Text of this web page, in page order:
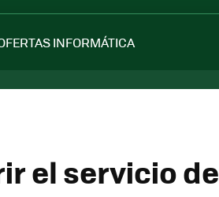
INFORMÁTICA
el servicio de